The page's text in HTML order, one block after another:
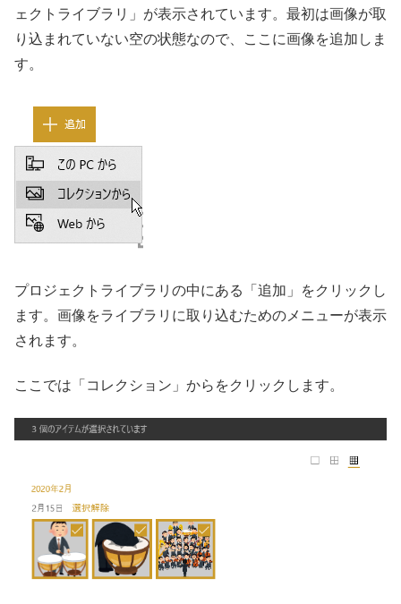
ェクトライブラリ」が表示されています。最初は画像が取
り込まれていない空の状態なので、ここに画像を追加しま
す。
プロジェクトライブラリの中にある「追加」をクリックし
ます。画像をライブラリに取り込むためのメニューが表示
されます。
ここでは「コレクション」からをクリックします。